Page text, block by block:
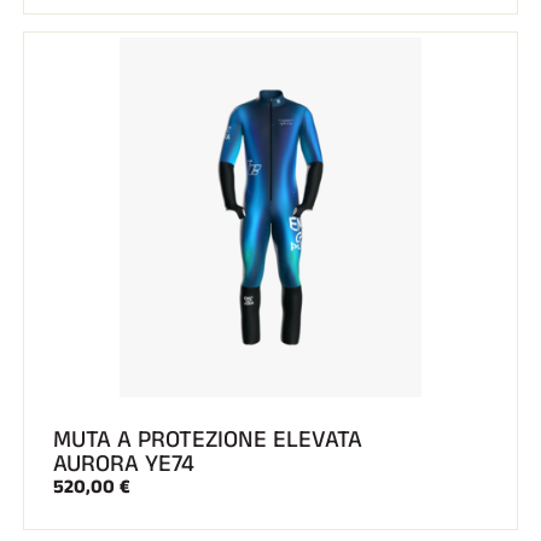
MUTA A PROTEZIONE ELEVATA
AURORA YE74
520,00 €